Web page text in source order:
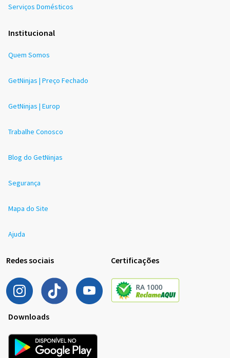
Serviços Domésticos
Institucional
Quem Somos
GetNinjas | Preço Fechado
GetNinjas | Europ
Trabalhe Conosco
Blog do GetNinjas
Segurança
Mapa do Site
Ajuda
Redes sociais Certificações
Downloads